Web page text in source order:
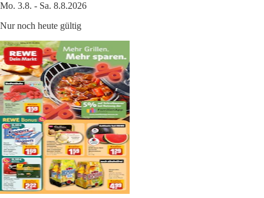
Mo. 3.8. - Sa. 8.8.2026
Nur noch heute gültig